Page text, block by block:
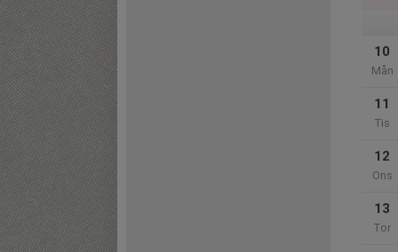
10
Mån
11
Tis
12
Ons
13
Tor